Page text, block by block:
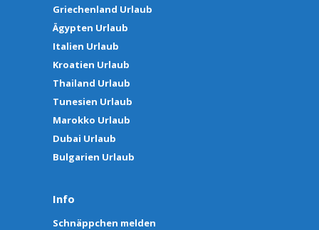
Griechenland Urlaub
Ägypten Urlaub
Italien Urlaub
Kroatien Urlaub
Thailand Urlaub
Tunesien Urlaub
Marokko Urlaub
Dubai Urlaub
Bulgarien Urlaub
Info
Schnäppchen melden